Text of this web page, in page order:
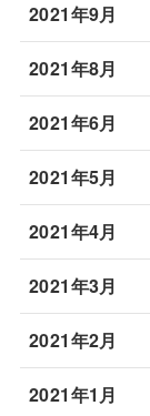
2021年9月
2021年8月
2021年6月
2021年5月
2021年4月
2021年3月
2021年2月
2021年1月